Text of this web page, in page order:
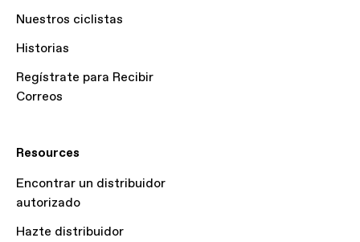
Nuestros ciclistas
Historias
Regístrate para Recibir
Correos
Resources
Encontrar un distribuidor
autorizado
Hazte distribuidor